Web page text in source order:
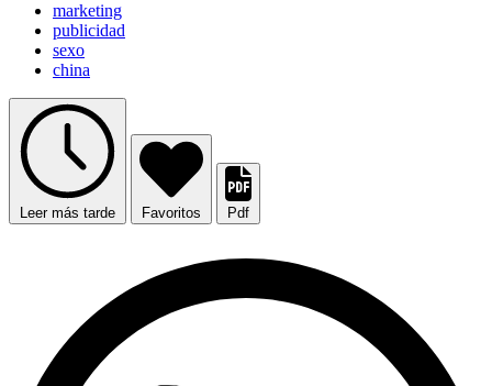
marketing
publicidad
sexo
china
Leer más tarde Favoritos Pdf